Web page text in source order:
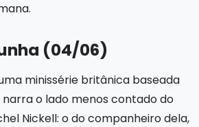
(04/06)
minissérie britânica baseada
o lado menos contado do
Nickell: o do companheiro dela,